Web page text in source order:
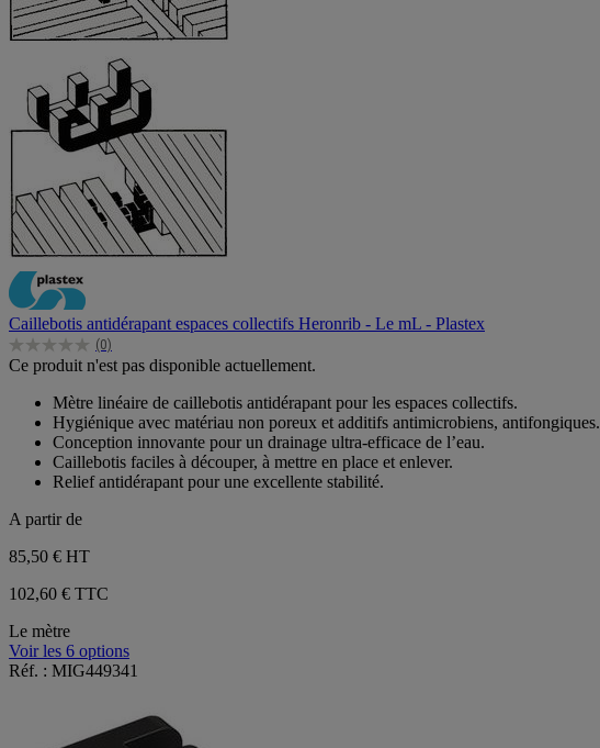
Caillebotis antidérapant espaces collectifs Heronrib - Le mL - Plastex
(0)
0.0
sur
étoiles.
Ce produit n'est pas disponible actuellement.
Mètre linéaire de caillebotis antidérapant pour les espaces collectifs.
Hygiénique avec matériau non poreux et additifs antimicrobiens, antifongiques.
Conception innovante pour un drainage ultra-efficace de l’eau.
Caillebotis faciles à découper, à mettre en place et enlever.
Relief antidérapant pour une excellente stabilité.
A partir de
85,50 € HT
102,60 € TTC
Le mètre
Voir les 6 options
Réf. : MIG449341